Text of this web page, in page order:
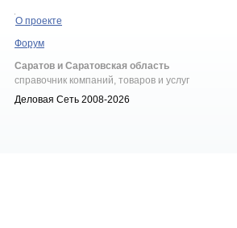
О проекте
Форум
Саратов и Саратовская область
справочник компаний, товаров и услуг
Деловая Сеть 2008-2026